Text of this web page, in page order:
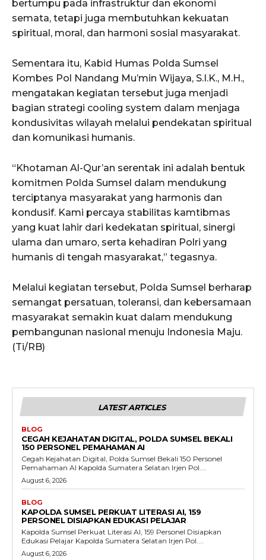
bertumpu pada infrastruktur dan ekonomi
semata, tetapi juga membutuhkan kekuatan
spiritual, moral, dan harmoni sosial masyarakat.
Sementara itu, Kabid Humas Polda Sumsel
Kombes Pol Nandang Mu’min Wijaya, S.I.K., M.H.,
mengatakan kegiatan tersebut juga menjadi
bagian strategi cooling system dalam menjaga
kondusivitas wilayah melalui pendekatan spiritual
dan komunikasi humanis.
“Khotaman Al-Qur’an serentak ini adalah bentuk
komitmen Polda Sumsel dalam mendukung
terciptanya masyarakat yang harmonis dan
kondusif. Kami percaya stabilitas kamtibmas
yang kuat lahir dari kedekatan spiritual, sinergi
ulama dan umaro, serta kehadiran Polri yang
humanis di tengah masyarakat,” tegasnya.
Melalui kegiatan tersebut, Polda Sumsel berharap
semangat persatuan, toleransi, dan kebersamaan
masyarakat semakin kuat dalam mendukung
pembangunan nasional menuju Indonesia Maju.
(Ti/RB)
LATEST ARTICLES
BLOG
CEGAH KEJAHATAN DIGITAL, POLDA SUMSEL BEKALI
150 PERSONEL PEMAHAMAN AI
Cegah Kejahatan Digital, Polda Sumsel Bekali 150 Personel
Pemahaman AI Kapolda Sumatera Selatan Irjen Pol....
August 6, 2026
BLOG
KAPOLDA SUMSEL PERKUAT LITERASI AI, 159
PERSONEL DISIAPKAN EDUKASI PELAJAR
Kapolda Sumsel Perkuat Literasi AI, 159 Personel Disiapkan
Edukasi Pelajar Kapolda Sumatera Selatan Irjen Pol....
August 6, 2026